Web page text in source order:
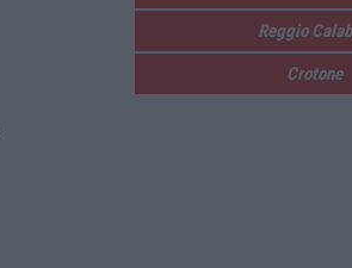
Reggio
Crotone